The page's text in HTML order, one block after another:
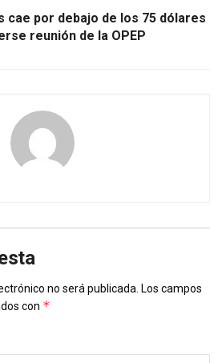
cae por debajo de los 75 dólares
reunión de la OPEP
no será publicada. Los campos
con *